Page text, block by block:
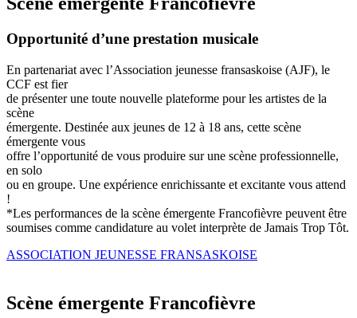
Opportunité d’une prestation musicale
En partenariat avec l’Association jeunesse fransaskoise (AJF), le
CCF est fier
de présenter une toute nouvelle plateforme pour les artistes de la
scène
émergente. Destinée aux jeunes de 12 à 18 ans, cette scène
émergente vous
offre l’opportunité de vous produire sur une scène professionnelle,
en solo
ou en groupe. Une expérience enrichissante et excitante vous attend
!
*Les performances de la scène émergente Francofièvre peuvent être
soumises comme candidature au volet interprète de Jamais Trop Tôt.
ASSOCIATION JEUNESSE FRANSASKOISE
Scène émergente Francofièvre